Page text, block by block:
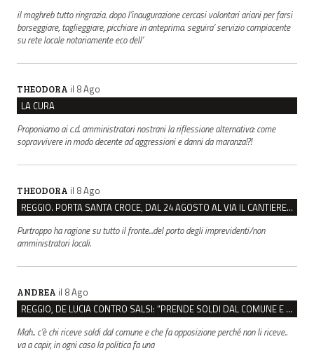
il maghreb tutto ringrazia. dopo l’inaugurazione cercasi volontari ariani per farsi
borseggiare, taglieggiare, picchiare in anteprima. seguira’ servizio compiacente
su rete locale notariamente eco dell’
THEODORA il 8 Ago
LA CURA
Proponiamo ai c.d. amministratori nostrani la riflessione alternativa: come
sopravvivere in modo decente ad aggressioni e danni da maranza!?!
THEODORA il 8 Ago
REGGIO. PORTA SANTA CROCE, DAL 24 AGOSTO AL VIA IL CANTIERE PER IL NUOVO COLLETTORE FOGNARIO
Purtroppo ha ragione su tutto il fronte...del porto degli imprevidenti/non
amministratori locali.
ANDREA il 8 Ago
REGGIO, DE LUCIA CONTRO SALSI: “PRENDE SOLDI DAL COMUNE E DIFFONDE FAKE NEWS”
Mah.. c’è chi riceve soldi dal comune e che fa opposizione perché non li riceve..
va a capir, in ogni caso la politica fa una